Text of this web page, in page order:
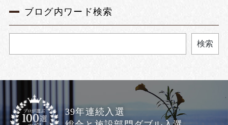
ブログ内ワード検索
検索
39年連続入選